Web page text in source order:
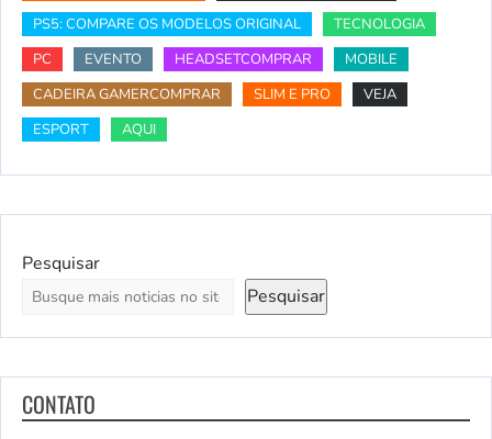
PS5: COMPARE OS MODELOS ORIGINAL
TECNOLOGIA
PC
EVENTO HEADSETCOMPRAR
MOBILE
CADEIRA GAMERCOMPRAR
SLIM E PRO
VEJA
ESPORT
AQUI
Pesquisar
Pesquisar
CONTATO